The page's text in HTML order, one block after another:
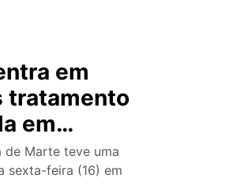
em
tratamento
em
de Marte teve uma
sexta-feira (16) em